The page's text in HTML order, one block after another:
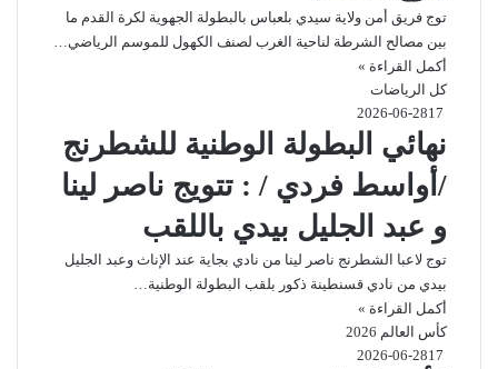
توج فريق أمن ولاية سيدي بلعباس بالبطولة الجهوية لكرة القدم ما
بين مصالح الشرطة لناحية الغرب لصنف الكهول للموسم الرياضي…
أكمل القراءة »
كل الرياضات
2026-06-28
نهائي البطولة الوطنية للشطرنج
/أواسط فردي / : تتويج ناصر لينا
و عبد الجليل بيدي باللقب
توج لاعبا الشطرنج ناصر لينا من نادي بجاية عند الإناث وعبد الجليل
بيدي من نادي قسنطينة ذكور بلقب البطولة الوطنية…
أكمل القراءة »
كأس العالم 2026
2026-06-28